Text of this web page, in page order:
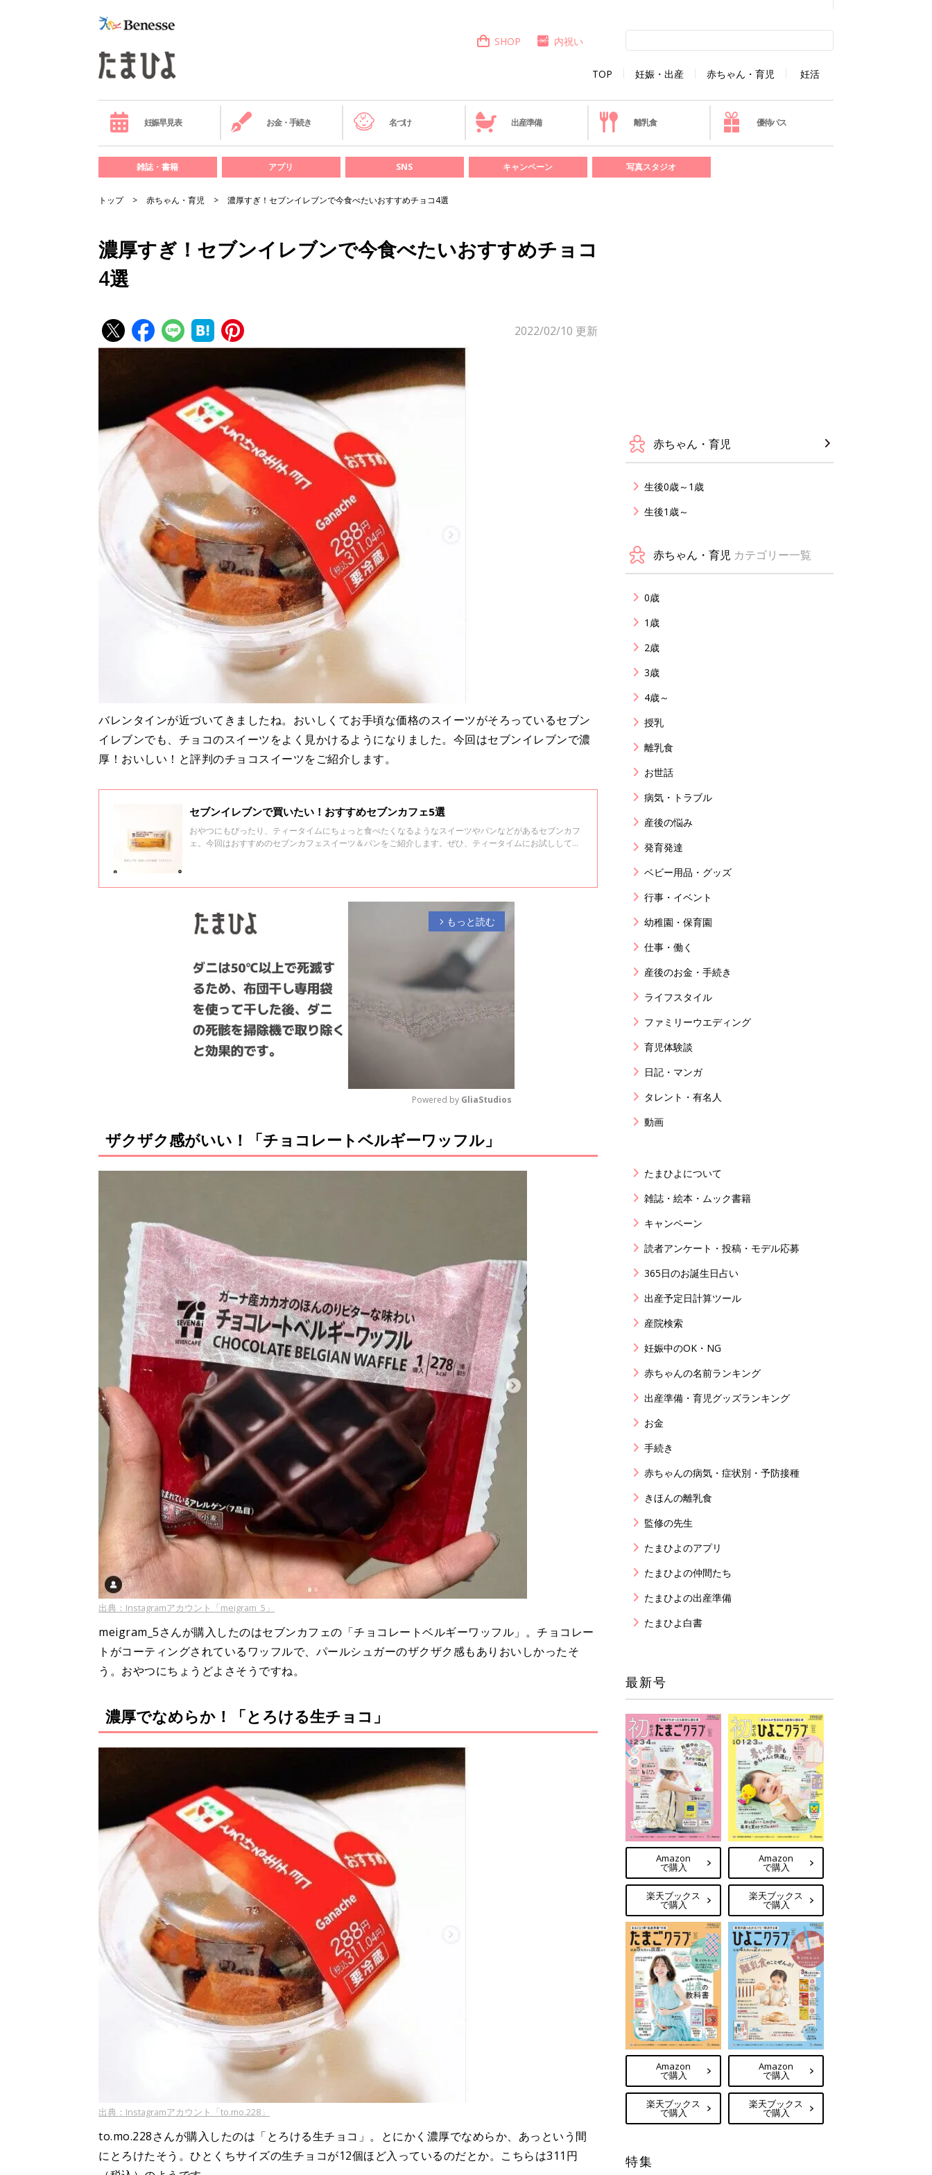
TOP 妊娠・出産 赤ちゃん・育児 妊活
SHOP 内祝い
妊娠早見表 お金・手続き 名づけ 出産準備 離乳食 優待パス
雑誌・書籍 アプリ SNS キャンペーン 写真スタジオ
トップ 赤ちゃん・育児 濃厚すぎ！セブンイレブンで今食べたいおすすめチョコ4選
濃厚すぎ！セブンイレブンで今食べたいおすすめチョコ
4選
2022/02/10 更新
バレンタインが近づいてきましたね。おいしくてお手頃な価格のスイーツがそろっているセブン
イレブンでも、チョコのスイーツをよく見かけるようになりました。今回はセブンイレブンで濃
厚！おいしい！と評判のチョコスイーツをご紹介します。
セブンイレブンで買いたい！おすすめセブンカフェ5選
おやつにもぴったり、ティータイムにちょっと食べたくなるようなスイーツやパンなどがあるセブンカフ
ェ。今回はおすすめのセブンカフェスイーツ＆パンをご紹介します。ぜひ、ティータイムにお試ししてみ
arrow_forward_ios もっと読む
M
u
Powered by GliaStudios
ザクザク感がいい！「チョコレートベルギーワッフル」
出典：Instagramアカウント「meigram_5」
meigram_5さんが購入したのはセブンカフェの「チョコレートベルギーワッフル」。チョコレー
トがコーティングされているワッフルで、パールシュガーのザクザク感もありおいしかったそ
う。おやつにちょうどよさそうですね。
濃厚でなめらか！「とろける生チョコ」
出典：Instagramアカウント「to.mo.228」
to.mo.228さんが購入したのは「とろける生チョコ」。とにかく濃厚でなめらか、あっという間
にとろけたそう。ひとくちサイズの生チョコが12個ほど入っているのだとか。こちらは311円
赤ちゃん・育児
生後0歳～1歳
生後1歳～
赤ちゃん・育児 カテゴリー一覧
0歳
1歳
2歳
3歳
4歳～
授乳
離乳食
お世話
病気・トラブル
産後の悩み
発育発達
ベビー用品・グッズ
行事・イベント
幼稚園・保育園
仕事・働く
産後のお金・手続き
ライフスタイル
ファミリーウエディング
育児体験談
日記・マンガ
タレント・有名人
動画
たまひよについて
雑誌・絵本・ムック書籍
キャンペーン
読者アンケート・投稿・モデル応募
365日のお誕生日占い
出産予定日計算ツール
産院検索
妊娠中のOK・NG
赤ちゃんの名前ランキング
出産準備・育児グッズランキング
お金
手続き
赤ちゃんの病気・症状別・予防接種
きほんの離乳食
監修の先生
たまひよのアプリ
たまひよの仲間たち
たまひよの出産準備
たまひよ白書
最新号
Amazon
で購入
楽天ブックス
で購入
Amazon
で購入
楽天ブックス
で購入
Amazon
で購入
楽天ブックス
で購入
Amazon
で購入
楽天ブックス
で購入
特集